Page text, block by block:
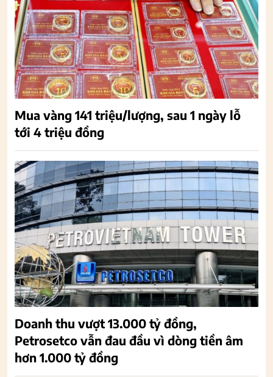
Mua vàng 141 triệu/lượng, sau 1 ngày lỗ
tới 4 triệu đồng
Doanh thu vượt 13.000 tỷ đồng,
Petrosetco vẫn đau đầu vì dòng tiền âm
hơn 1.000 tỷ đồng